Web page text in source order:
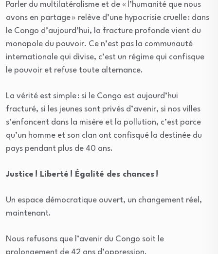
Parler du multilatéralisme et de « l’humanité que nous
avons en partage » relève d’une hypocrisie cruelle : dans
le Congo d’aujourd’hui, la fracture profonde vient du
monopole du pouvoir. Ce n’est pas la communauté
internationale qui divise, c’est un régime qui confisque
le pouvoir et refuse toute alternance.
La vérité est simple : si le Congo est aujourd’hui
fracturé, si les jeunes sont privés d’avenir, si nos villes
s’enfoncent dans la misère et la pollution, c’est parce
qu’un homme et son clan ont confisqué la destinée du
pays pendant plus de 40 ans.
Justice ! Liberté ! Égalité des chances !
Un espace démocratique ouvert, un changement réel,
maintenant.
Nous refusons que l’avenir du Congo soit le